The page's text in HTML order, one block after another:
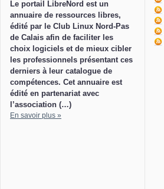
Le portail LibreNord est un
annuaire de ressources libres,
édité par le Club Linux Nord-Pas
de Calais afin de faciliter les
choix logiciels et de mieux cibler
les professionnels présentant ces
derniers à leur catalogue de
compétences. Cet annuaire est
édité en partenariat avec
l’association (…)
En savoir plus »